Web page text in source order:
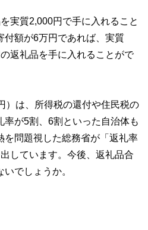
実質2,000円で手に入れること
付額が6万円であれば、実質
返礼品を手に入れることがで
）は、所得税の還付や住民税の
率が5割、6割といった自治体も
を問題視した総務省が「返礼率
しています。今後、返礼品合
でしょうか。